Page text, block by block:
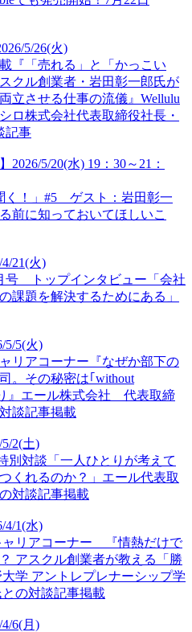
5/26(火)
『「売れる」と「かっこい
クル創業者・岩田彰一郎氏が
立させる仕事の流儀』Wellulu
ロ株式会社代表取締役社長・
記事
2026/5/20(水) 19：30～21：
く！」#5 ゲスト：岩田彰一
前に知っておいてほしいこ
21(火)
号 トップインタビュー「会社
課題を解決するためにある」
5/5(火)
リアコーナー『なぜか部下の
。その秘密は｢without
』エール株式会社 代表取締
談記事掲載
5/2(土)
別対談「一人ひとりが考えて
くれるのか？」エール代表取
対談記事掲載
4/1(水)
リアコーナー 『情熱だけで
アスクル創業者が教える「勝
学 アントレプレナーシップ学
の対談記事掲載
4/6(月)